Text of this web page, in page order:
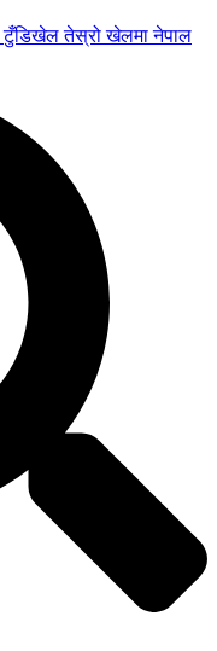
टुँडिखेल तेस्रो खेलमा नेपाल